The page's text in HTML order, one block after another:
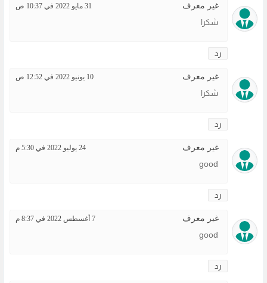
غير معرف 31 مايو 2022 في 10:37 ص
شكرا
رد
غير معرف 10 يونيو 2022 في 12:52 ص
شكرا
رد
غير معرف 24 يوليو 2022 في 5:30 م
good
رد
غير معرف 7 أغسطس 2022 في 8:37 م
good
رد